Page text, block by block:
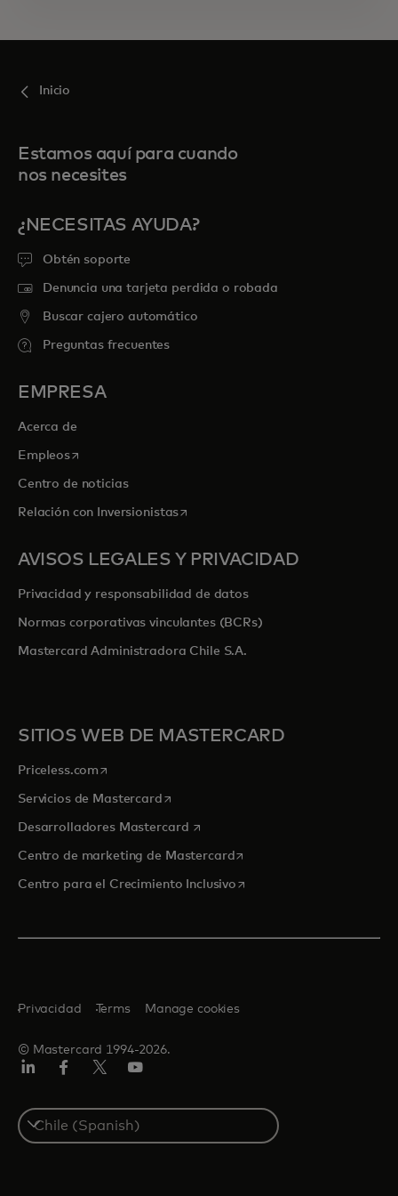
Inicio
Estamos aquí para cuando
nos necesites
¿NECESITAS AYUDA?
Obtén soporte
Denuncia una tarjeta perdida o robada
Buscar cajero automático
Preguntas frecuentes
EMPRESA
Acerca de
Empleosse abre en una pestaña nueva
Centro de noticias
Relación con Inversionistasse abre en una pestaña nueva
AVISOS LEGALES Y PRIVACIDAD
Privacidad y responsabilidad de datos
Normas corporativas vinculantes (BCRs)
Mastercard Administradora Chile S.A.
SITIOS WEB DE MASTERCARD
Priceless.com se abre en una pestaña nueva
Servicios de Mastercardse abre en una pestaña nueva
Desarrolladores Mastercard se abre en una pestaña nueva
Centro de marketing de Mastercardse abre en una pestaña
Centro para el Crecimiento Inclusivose abre en una pestaña
© Mastercard 1994-2026.
Privacidad Terms Manage cookies
Select
a
country